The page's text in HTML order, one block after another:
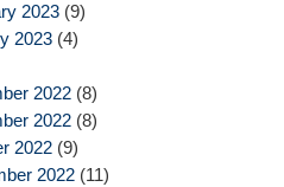
2023(9)
2023(4)
2022(8)
2022(8)
2022(9)
2022(11)